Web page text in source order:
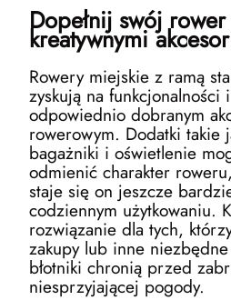
Dopełnij swój
kreatywnymi
Rowery miejskie z ramą
zyskują na funkcjonalności
odpowiednio dobranym
rowerowym. Dodatki takie
bagażniki i oświetlenie
odmienić charakter
staje się on jeszcze
codziennym użytkowaniu.
rozwiązanie dla tych,
zakupy lub inne
błotniki chronią przed
niesprzyjającej pogody.